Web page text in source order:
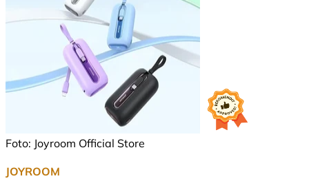
Foto: Joyroom Official Store
JOYROOM